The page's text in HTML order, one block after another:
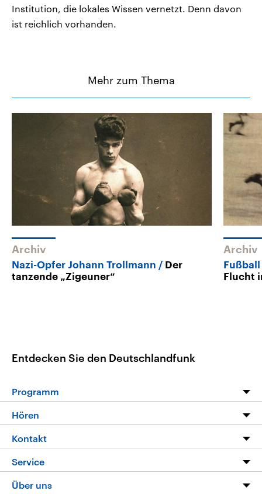
Institution, die lokales Wissen vernetzt. Denn davon
ist reichlich vorhanden.
Mehr zum Thema
Archiv
Nazi-Opfer Johann Trollmann
Der
tanzende „Zigeuner“
Archiv
Flucht
Entdecken Sie den Deutschlandfunk
Programm
Programm
Die Nachrichten
Nachrichtenleicht
Neue Beiträge auf dlf.de
Hören
Livestream
Podcasts
Deutschlandfunk App
Kontakt
Hörerservice
Service
FAQ
Über uns